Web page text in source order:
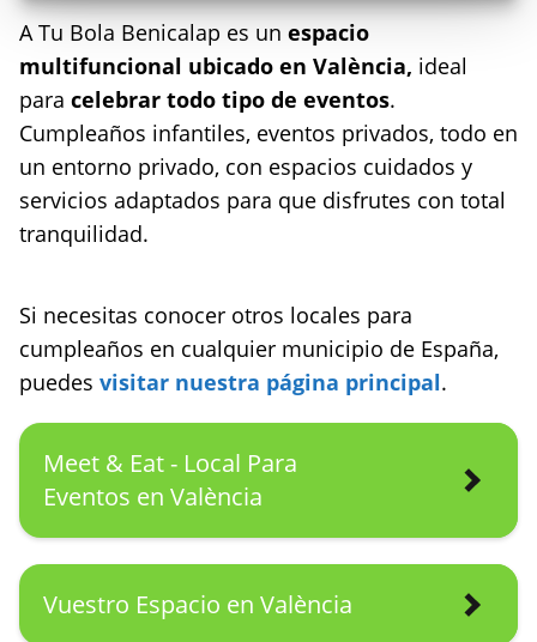
A Tu Bola Benicalap es un espacio
multifuncional ubicado en València, ideal
para celebrar todo tipo de eventos.
Cumpleaños infantiles, eventos privados, todo en
un entorno privado, con espacios cuidados y
servicios adaptados para que disfrutes con total
tranquilidad.
Si necesitas conocer otros locales para
cumpleaños en cualquier municipio de España,
puedes visitar nuestra página principal.
Meet & Eat - Local Para
Eventos en València
Vuestro Espacio en València